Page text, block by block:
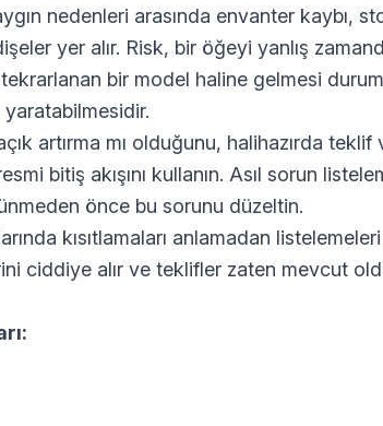
nedenleri arasında envanter kaybı,
yer alır. Risk, bir öğeyi yanlış
bir model haline gelmesi
artırma mı olduğunu, halihazırda teklif
bitiş akışını kullanın. Asıl sorun
önce bu sorunu düzeltin.
kısıtlamaları anlamadan
ciddiye alır ve teklifler zaten mevcut